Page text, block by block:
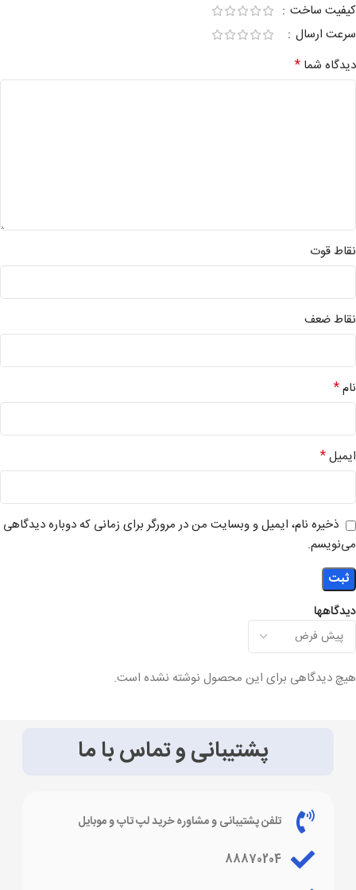
دیدگاهها
هیچ دیدگاهی برای این محصول نوشته نشده است.
کیفیت ساخت
سرعت ارسال
دیدگاه شما *
نقاط قوت
نقاط ضعف
نام*
ایمیل*
ذخیره نام، ایمیل و وبسایت من در مرورگر برای زمانی که دوباره دیدگاهی
می‌نویسم.
پشتیبانی و تماس با ما
تلفن پشتیبانی و مشاوره خرید لپ تاپ و موبایل
88870204